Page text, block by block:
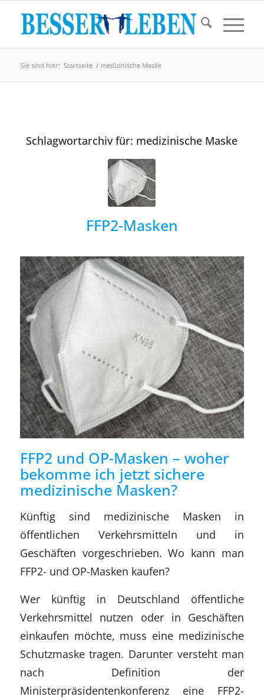
Sie sind hier: Startseite / medizinische Maske
Schlagwortarchiv für: medizinische Maske
FFP2-Masken
FFP2 und OP-Masken – woher
bekomme ich jetzt sichere
medizinische Masken?
Künftig sind medizinische Masken in
öffentlichen Verkehrsmitteln und in
Geschäften vorgeschrieben. Wo kann man
FFP2- und OP-Masken kaufen?
Wer künftig in Deutschland öffentliche
Verkehrsmittel nutzen oder in Geschäften
einkaufen möchte, muss eine medizinische
Schutzmaske tragen. Darunter versteht man
nach Definition der
Ministerpräsidentenkonferenz eine FFP2-